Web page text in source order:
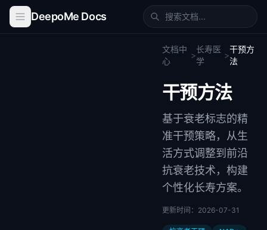
DeepoMe Docs
文档中
心
>
长寿医
学
>
干预方
法
干预方法
基于衰老标志的精
准干预策略，从生
活方式调整到前沿
抗衰老技术，构建
个性化长寿方案。
更新时间： 2026-07-31